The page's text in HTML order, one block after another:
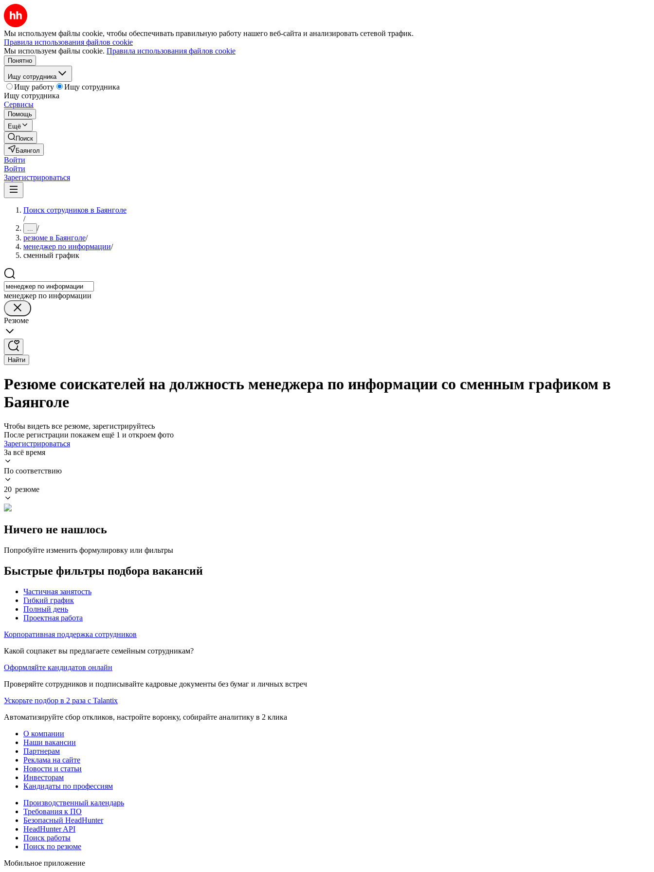
Мы используем файлы cookie, чтобы обеспечивать правильную работу нашего веб-сайта и анализировать сетевой трафик.
Правила использования файлов cookie
Мы используем файлы cookie. Правила использования файлов cookie
Понятно
Ищу сотрудника
Ищу работу
Ищу сотрудника
Ищу сотрудника
Сервисы
Помощь
Ещё
Поиск
Баянгол
Войти
Войти
Зарегистрироваться
Поиск сотрудников в Баянголе
/
... /
резюме в Баянголе/
менеджер по информации/
сменный график
менеджер по информации
Резюме
Найти
Резюме соискателей на должность менеджера по информации со сменным графиком в
Баянголе
Чтобы видеть все резюме, зарегистрируйтесь
После регистрации покажем ещё 1 и откроем фото
Зарегистрироваться
За всё время
По соответствию
20 резюме
Ничего не нашлось
Попробуйте изменить формулировку или фильтры
Быстрые фильтры подбора вакансий
Частичная занятость
Гибкий график
Полный день
Проектная работа
Корпоративная поддержка сотрудников
Какой соцпакет вы предлагаете семейным сотрудникам?
Оформляйте кандидатов онлайн
Проверяйте сотрудников и подписывайте кадровые документы без бумаг и личных встреч
Ускорьте подбор в 2 раза с Talantix
Автоматизируйте сбор откликов, настройте воронку, собирайте аналитику в 2 клика
О компании
Наши вакансии
Партнерам
Реклама на сайте
Новости и статьи
Инвесторам
Кандидаты по профессиям
Производственный календарь
Требования к ПО
Безопасный HeadHunter
HeadHunter API
Поиск работы
Поиск по резюме
Мобильное приложение